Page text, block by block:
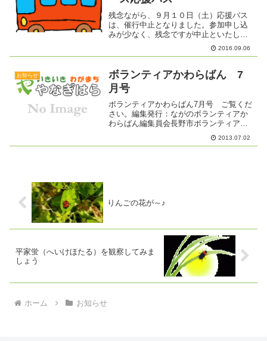
残念ながら、９月１０日（土）応援バス
は、催行中止となりました。参加申し込
みが少なく、残念ですが中止といたしま
す。なお、１１日（日）のトップチーム
2016.09.06
お知らせ
ボランティアかわらばん 7
月号
ボランティアかわらばん7月号 ご覧くだ
さい。編集発行：ながのボランティアか
わらばん編集員会長野市ボランティアセ
ンター内☎０２６－２２７－３７０７
2013.07.02
りんごの花が～♪
平家蛍（へいけほたる）を観察してみま
しょう
ホーム お知らせ